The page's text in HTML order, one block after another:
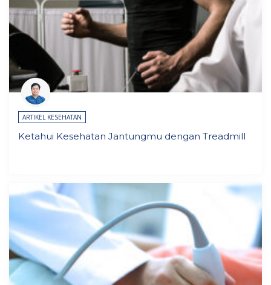
ARTIKEL KESEHATAN
Ketahui Kesehatan Jantungmu dengan Treadmill